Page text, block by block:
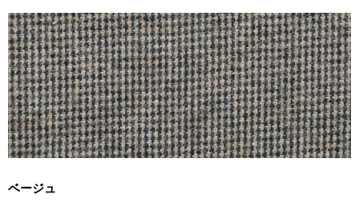
ベージュ